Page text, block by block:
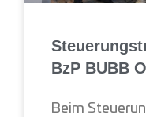
BzP BUBB
Beim